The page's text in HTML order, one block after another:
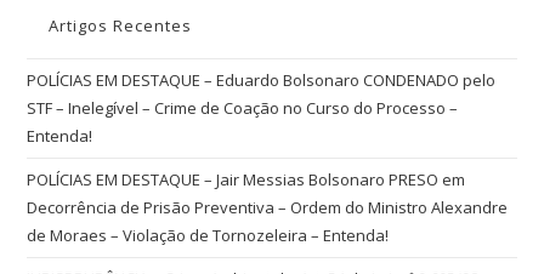
Artigos Recentes
POLÍCIAS EM DESTAQUE – Eduardo Bolsonaro CONDENADO pelo
STF – Inelegível – Crime de Coação no Curso do Processo –
Entenda!
POLÍCIAS EM DESTAQUE – Jair Messias Bolsonaro PRESO em
Decorrência de Prisão Preventiva – Ordem do Ministro Alexandre
de Moraes – Violação de Tornozeleira – Entenda!